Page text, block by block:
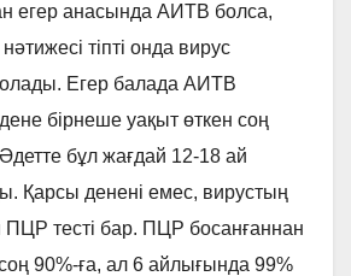
егер анасында АИТВ болса,
тіпті онда вирус
Егер балада АИТВ
бірнеше уақыт өткен соң
бұл жағдай 12-18 ай
Қарсы денені емес, вирустың
ПЦР тесті бар. ПЦР босанғаннан
90%-ға, ал 6 айлығында 99%